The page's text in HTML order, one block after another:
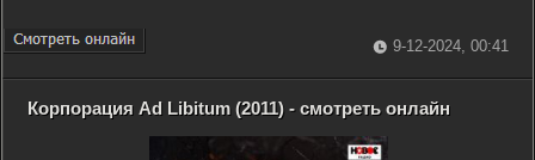
9-12-2024, 00:41
Корпорация Ad Libitum (2011) - смотреть онлайн